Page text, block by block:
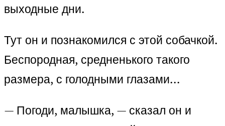
выходные дни.
Тут он и познакомился с этой собачкой.
Беспородная, средненького такого
размера, с голодными глазами…
— Погоди, малышка, — сказал он и